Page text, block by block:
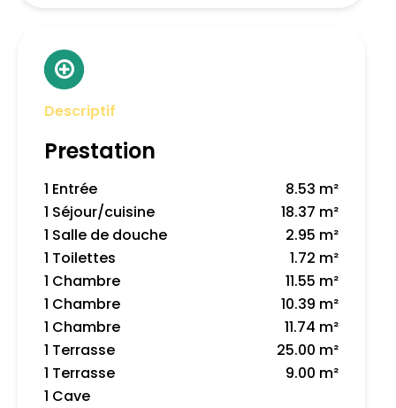
Descriptif
Prestation
1 Entrée
8.53 m²
1 Séjour/cuisine
18.37 m²
1 Salle de douche
2.95 m²
1 Toilettes
1.72 m²
1 Chambre
11.55 m²
1 Chambre
10.39 m²
1 Chambre
11.74 m²
1 Terrasse
25.00 m²
1 Terrasse
9.00 m²
1 Cave